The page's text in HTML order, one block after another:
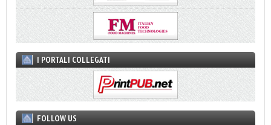
I PORTALI COLLEGATI
FOLLOW US